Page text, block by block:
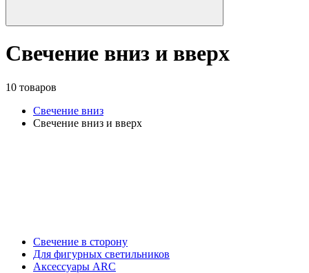
Свечение вниз и вверх
10 товаров
Свечение вниз
Свечение вниз и вверх
Свечение в сторону
Для фигурных светильников
Аксессуары ARC